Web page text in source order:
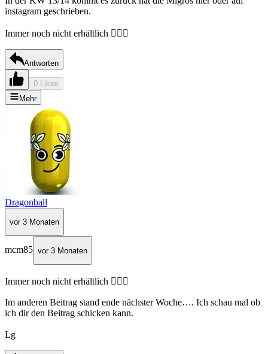
instagram geschrieben.
Immer noch nicht erhältlich 🤷🏽‍♀️
Antworten
0 Likes
Mehr
Dragonball
vor 3 Monaten
mcm85 vor 3 Monaten
Immer noch nicht erhältlich 🤷🏽‍♀️
Im anderen Beitrag stand ende nächster Woche…. Ich schau mal ob
ich dir den Beitrag schicken kann.
Lg